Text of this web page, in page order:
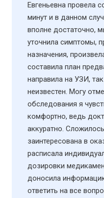
Евгеньевна провела
минут и в данном
вполне достаточно,
уточнила симптомы,
назначения,
составила план
направила на УЗИ​,
неизвестен. Могу
обследования я
комфортно, ведь
аккуратно.
заинтересована в
расписала
дозировки
доносила
ответить на все